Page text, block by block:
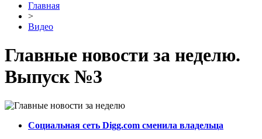
Главная
>
Видео
Главные новости за неделю.
Выпуск №3
Социальная сеть Digg.com сменила владельца